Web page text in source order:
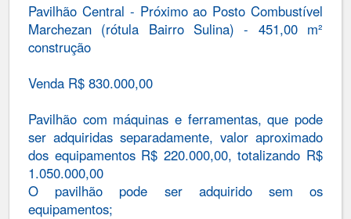
Pavilhão Central - Próximo ao Posto Combustível
Marchezan (rótula Bairro Sulina) - 451,00 m²
construção
Venda R$ 830.000,00
Pavilhão com máquinas e ferramentas, que pode
ser adquiridas separadamente, valor aproximado
dos equipamentos R$ 220.000,00, totalizando R$
1.050.000,00
O pavilhão pode ser adquirido sem os
equipamentos;